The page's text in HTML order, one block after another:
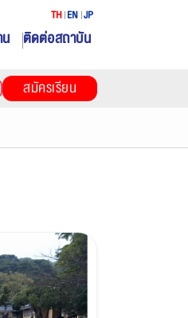
ติดต่อสถาบัน
TH EN JP
สมัครเรียน